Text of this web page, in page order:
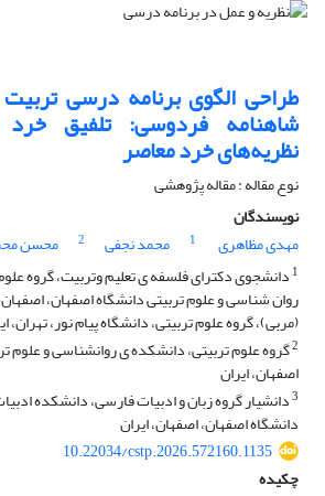
طراحی الگوی برنامه درسی تربیت
شاهنامه فردوسی: تلفیق خرد
نظریه‌های خرد معاصر
نوع مقاله : مقاله پژوهشی
نویسندگان
مهدی مظاهری
1 محمد نجفی 2 محسن
1 دانشجوی دکترای فلسفه ی تعلیم وتربیت، گروه
روان شناسی و علوم تربیتی دانشگاه اصفهان،
(مربی)، گروه علوم تربیتی، دانشگاه پیام نور، تهران،
2گروه علوم تربیتی، دانشکده ی روانشناسی و علوم
اصفهان، ایران
3دانشیار گروه زبان و ادبیات فارسی، دانشکده
دانشگاه اصفهان، اصفهان، ایران
10.22034/cstp.2026.572160.1135
چکیده